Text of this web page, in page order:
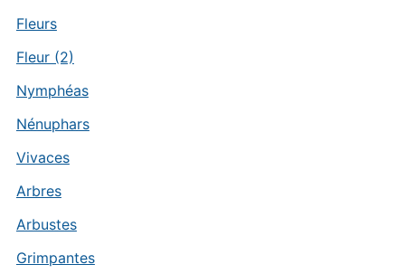
Fleurs
Fleur (2)
Nymphéas
Nénuphars
Vivaces
Arbres
Arbustes
Grimpantes